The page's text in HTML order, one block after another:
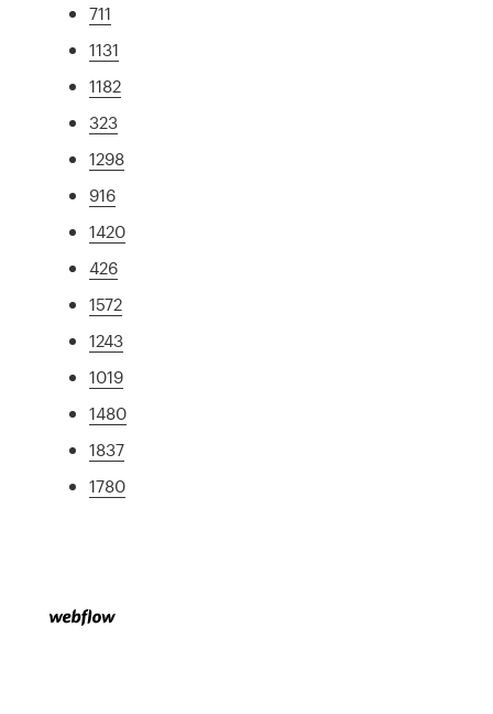
711
1131
1182
323
1298
916
1420
426
1572
1243
1019
1480
1837
1780